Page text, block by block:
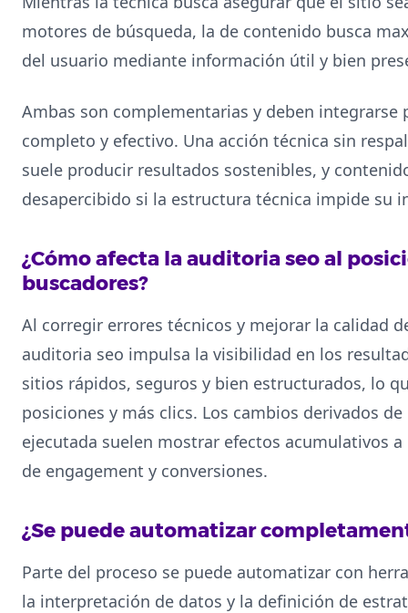
motores de búsqueda, la de contenido busca
del usuario mediante información útil y bien
Ambas son complementarias y deben integrarse
completo y efectivo. Una acción técnica sin
suele producir resultados sostenibles, y
desapercibido si la estructura técnica impide su
¿Cómo afecta la auditoria seo al
buscadores?
Al corregir errores técnicos y mejorar la calidad
auditoria seo impulsa la visibilidad en los
sitios rápidos, seguros y bien estructurados, lo
posiciones y más clics. Los cambios derivados
ejecutada suelen mostrar efectos acumulativos
de engagement y conversiones.
¿Se puede automatizar
Parte del proceso se puede automatizar con
la interpretación de datos y la definición de